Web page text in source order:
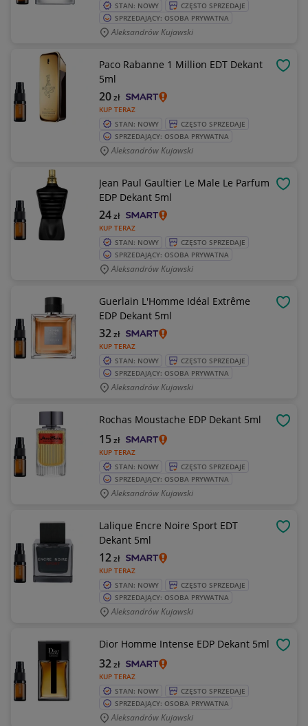
STAN: NOWY
CZĘSTO SPRZEDAJE
SPRZEDAJĄCY: OSOBA PRYWATNA
Aleksandrów Kujawski
Paco Rabanne 1 Million EDT Dekant
5ml
KUP TERAZ
20zł
STAN: NOWY
CZĘSTO SPRZEDAJE
SPRZEDAJĄCY: OSOBA PRYWATNA
Aleksandrów Kujawski
Jean Paul Gaultier Le Male Le Parfum
EDP Dekant 5ml
KUP TERAZ
24zł
STAN: NOWY
CZĘSTO SPRZEDAJE
SPRZEDAJĄCY: OSOBA PRYWATNA
Aleksandrów Kujawski
Guerlain L'Homme Idéal Extrême
EDP Dekant 5ml
KUP TERAZ
32zł
STAN: NOWY
CZĘSTO SPRZEDAJE
SPRZEDAJĄCY: OSOBA PRYWATNA
Aleksandrów Kujawski
Rochas Moustache EDP Dekant 5ml
KUP TERAZ
15zł
STAN: NOWY
CZĘSTO SPRZEDAJE
SPRZEDAJĄCY: OSOBA PRYWATNA
Aleksandrów Kujawski
Lalique Encre Noire Sport EDT
Dekant 5ml
KUP TERAZ
12zł
STAN: NOWY
CZĘSTO SPRZEDAJE
SPRZEDAJĄCY: OSOBA PRYWATNA
Aleksandrów Kujawski
Dior Homme Intense EDP Dekant 5ml
KUP TERAZ
32zł
STAN: NOWY
CZĘSTO SPRZEDAJE
SPRZEDAJĄCY: OSOBA PRYWATNA
Aleksandrów Kujawski